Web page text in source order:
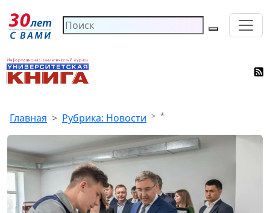
Главная Рубрика: Новости *